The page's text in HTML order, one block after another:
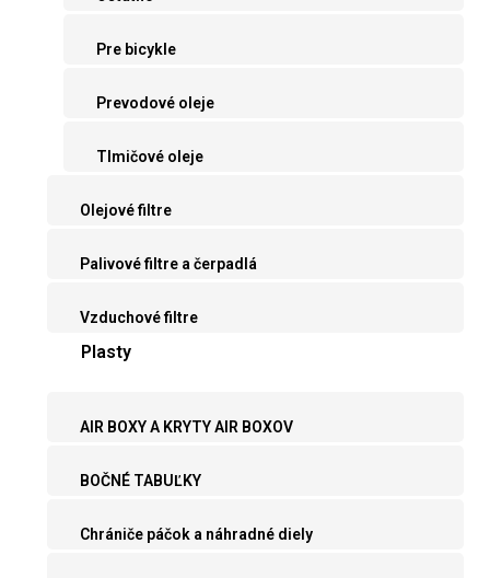
Pre bicykle
Prevodové oleje
Tlmičové oleje
Olejové filtre
Palivové filtre a čerpadlá
Vzduchové filtre
Plasty
AIR BOXY A KRYTY AIR BOXOV
BOČNÉ TABUĽKY
Chrániče páčok a náhradné diely